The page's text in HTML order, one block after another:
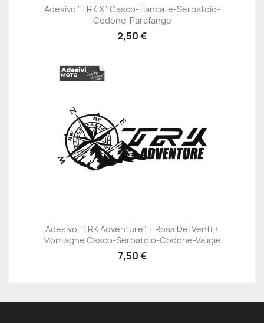
Adesivo "TRK X" Casco-Fiancate-Serbatoio-
Codone-Parafango
2,50 €
Adesivo "TRK Adventure" + Rosa Dei Venti +
Montagne Casco-Serbatoio-Codone-Valigie
7,50 €